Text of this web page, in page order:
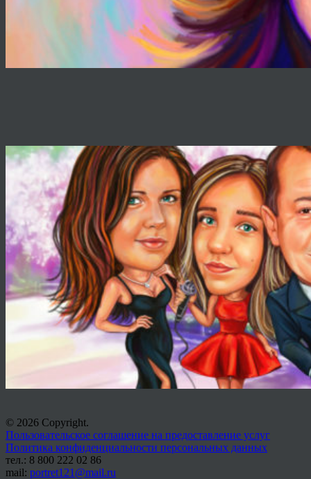
© 2026 Copyright.
Пользовательское соглашение на предоставление услуг
Политика конфиденциальности персональных данных
тел.: 8 800 222 02 86
mail: portret121@mail.ru